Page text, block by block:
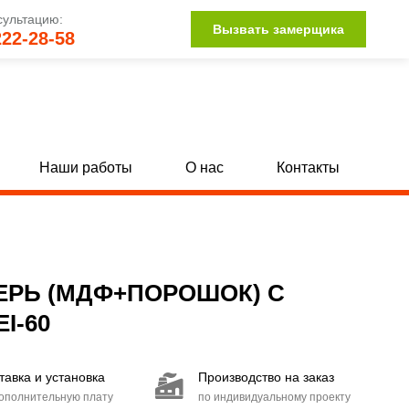
28-58 Вызвать замерщика
Двупольные глухие двери с МДФ
Двери с иллюминатором
Наши работы О нас Контакты
(МДФ+ПОРОШОК) С
60
и установка
плату
Производство на заказ
по индивидуальному проекту